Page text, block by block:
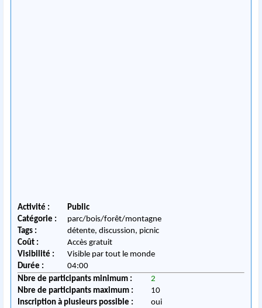
Activité :
Public
Catégorie :
parc/bois/forêt/montagne
Tags :
détente, discussion, picnic
Coût :
Accès gratuit
Visibilité :
Visible par tout le monde
Durée :
04:00
Nbre de participants minimum :
2
Nbre de participants maximum :
10
Inscription à plusieurs possible :
oui